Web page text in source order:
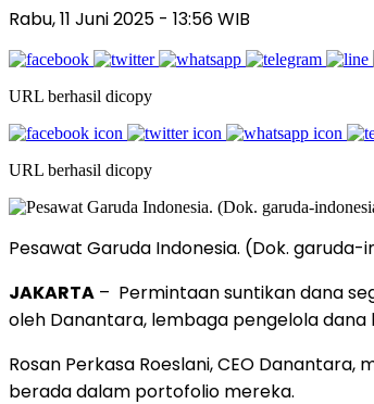
Rabu, 11 Juni 2025 - 13:56 WIB
URL berhasil dicopy
URL berhasil dicopy
Pesawat Garuda Indonesia. (Dok. garuda-
JAKARTA – Permintaan suntikan dana
oleh Danantara, lembaga pengelola dana
Rosan Perkasa Roeslani, CEO
berada dalam portofolio mereka.